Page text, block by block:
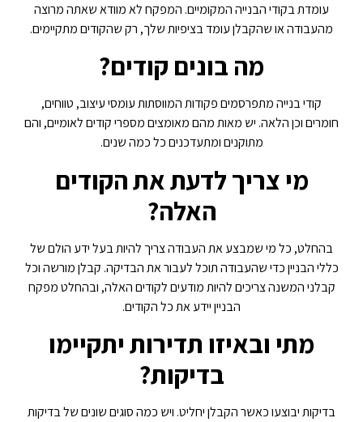
עומדת בקודי הבנייה המקומיים. המפקח לא מוודא שאתה מרוצה
מהעבודה או שהקבלן עומד בציפיות שלך, רק שהקודים מתקיימים.
מה בונים קודים?
קודי בנייה מתפרסמים פקודות המווסתות עומסי עיצוב, טווחים,
חומרים וכן הלאה. יש מאות מהם מאומצים מספרי קודים לאומיים, והם
מתוקנים ומתעדכנים כל כמה שנים.
מי צריך לדעת את הקודים
האלה?
בהחלט, כל מי שמבצע את העבודה צריך להיות בעל ידע הולם של
כללי הבניין כדי שהעבודה תוכל לעבור את הבדיקה. קבלן מורשה וכל
קבלני המשנה צריכים להיות מודעים לקודים האלה, ובהחלט מפקח
הבניין יידע את כל הקודים.
מתי ובאיזו תדירות יתקיימו
בדיקות?
בדיקות יבוצעו כאשר הקבלן יחליט. ויש כמה סוגים שונים של בדיקות